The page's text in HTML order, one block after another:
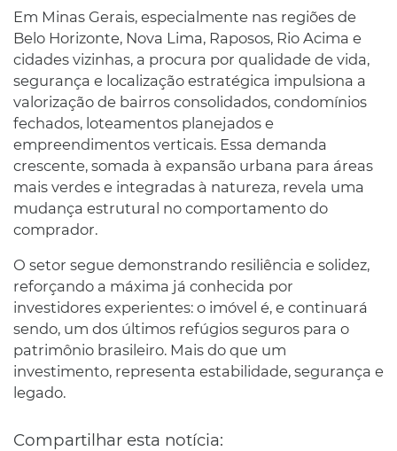
Em Minas Gerais, especialmente nas regiões de
Belo Horizonte, Nova Lima, Raposos, Rio Acima e
cidades vizinhas, a procura por qualidade de vida,
segurança e localização estratégica impulsiona a
valorização de bairros consolidados, condomínios
fechados, loteamentos planejados e
empreendimentos verticais. Essa demanda
crescente, somada à expansão urbana para áreas
mais verdes e integradas à natureza, revela uma
mudança estrutural no comportamento do
comprador.
O setor segue demonstrando resiliência e solidez,
reforçando a máxima já conhecida por
investidores experientes: o imóvel é, e continuará
sendo, um dos últimos refúgios seguros para o
patrimônio brasileiro. Mais do que um
investimento, representa estabilidade, segurança e
legado.
Compartilhar esta notícia: